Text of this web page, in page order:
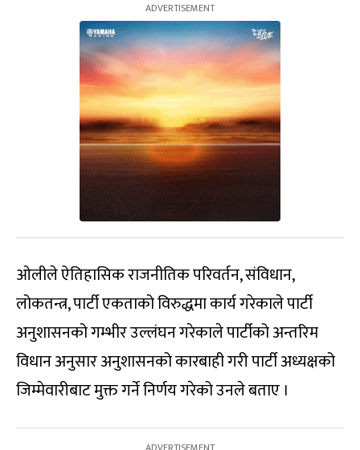
ओलीले ऐतिहासिक राजनीतिक परिवर्तन, संविधान,
लोकतन्त्र, पार्टी एकताको विरुद्धमा कार्य गरेकाले पार्टी
अनुशासनको गम्भीर उल्लंघन गरेकाले पार्टीको अन्तरिम
विधान अनुसार अनुशासनको कारबाही गरी पार्टी अध्यक्षको
जिम्मेवारीबाट मुक्त गर्ने निर्णय गरेको उनले बताए ।